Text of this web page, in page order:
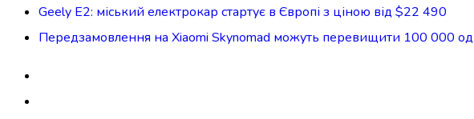
Geely E2: міський електрокар стартує в Європі з ціною від $22 490
Передзамовлення на Xiaomi Skynomad можуть перевищити 100 000